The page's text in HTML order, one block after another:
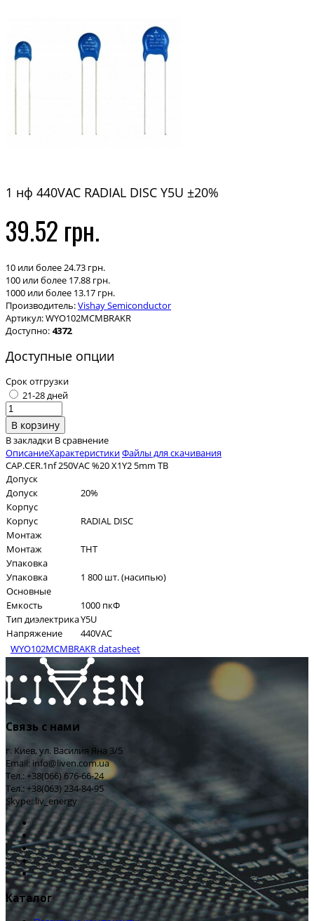
1 нф 440VAC RADIAL DISC Y5U ±20%
39.52 грн.
10 или более 24.73 грн.
100 или более 17.88 грн.
1000 или более 13.17 грн.
Производитель:Vishay Semiconductor
Артикул:WYO102MCMBRAKR
Доступно: 4372
Доступные опции
Срок отгрузки
21-28 дней
В закладки В сравнение
ОписаниеХарактеристикиФайлы для скачивания
CAP.CER.1nf 250VAC %20 X1Y2 5mm TB
Допуск
Допуск
20%
Корпус
Корпус
RADIAL DISC
Монтаж
Монтаж
THT
Упаковка
Упаковка
1 800 шт. (насипью)
Основные
Емкость
1000 пкФ
Тип диэлектрикаY5U
Напряжение
440VAC
WYO102MCMBRAKR datasheet
Связь с нами
г. Киев, ул. Василия Яна 3/5
Email: info@liven.com.ua
Тел.: +38(066) 676-66-24
Тел.: +38(063) 234-84-95
Skype: liv_energy
Каталог